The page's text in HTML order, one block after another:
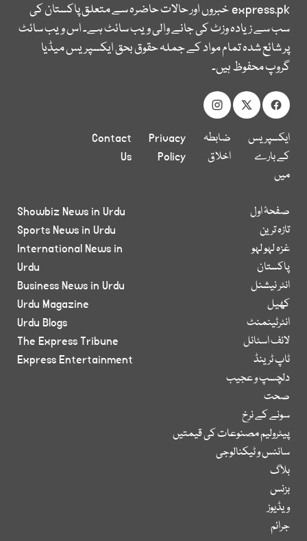
express.pkخبروں اور حالات حاضرہ سے متعلق پاکستان کی
سب سے زیادہ وزٹ کی جانے والی ویب سائٹ ہے۔ اس ویب سائٹ
پر شائع شدہ تمام مواد کے جملہ حقوق بحق ایکسپریس میڈیا
گروپ محفوظ ہیں۔
ایکسپریس
کے بارے
میں
ضابطہ
اخلاق
Privacy
Policy
Contact
Us
صفحۂ اول
تازہ ترین
غزہ لہو لہو
پاکستان
انٹر نیشنل
کھیل
انٹرٹینمنٹ
لائف اسٹائل
ٹاپ ٹرینڈ
دلچسپ و عجیب
صحت
سونے کے نرخ
پیٹرولیم مصنوعات کی قیمتیں
سائنس و ٹیکنالوجی
بلاگ
بزنس
ویڈیوز
جرائم
Showbiz News in Urdu
Sports News in Urdu
International News in
Urdu
Business News in Urdu
Urdu Magazine
Urdu Blogs
The Express Tribune
Express Entertainment